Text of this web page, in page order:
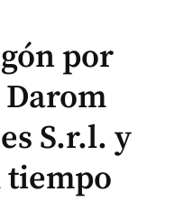
por
S.r.l. y
tiempo